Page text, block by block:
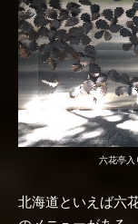
六花亭入
北海道といえば六